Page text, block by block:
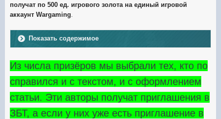
получат по 500 ед. игрового золота на единый игровой
аккаунт Wargaming
Показать содержимое
Из числа призёров мы выбрали тех, кто по
справился и с текстом, и с оформлением
статьи. Эти авторы получат приглашения в
ЗБТ, а если у них уже есть приглашение в